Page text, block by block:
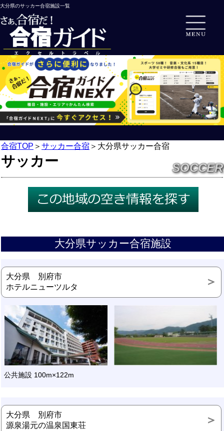
大分県のサッカー合宿施設一覧
合宿TOP ＞ サッカー合宿 ＞ 大分県サッカー合宿
サッカー SOCCER
大分県サッカー合宿施設
大分県 別府市
ホテルニューツルタ
公共施設 100m×122m
大分県 別府市
源泉湯元の温泉国東荘